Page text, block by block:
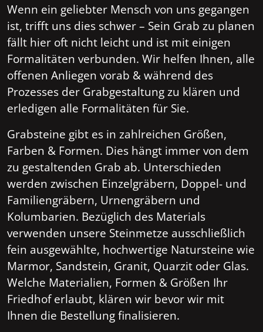
Wenn ein geliebter Mensch von uns gegangen
ist, trifft uns dies schwer – Sein Grab zu planen
fällt hier oft nicht leicht und ist mit einigen
Formalitäten verbunden. Wir helfen Ihnen, alle
offenen Anliegen vorab & während des
Prozesses der Grabgestaltung zu klären und
erledigen alle Formalitäten für Sie.
Grabsteine gibt es in zahlreichen Größen,
Farben & Formen. Dies hängt immer von dem
zu gestaltenden Grab ab. Unterschieden
werden zwischen Einzelgräbern, Doppel- und
Familiengräbern, Urnengräbern und
Kolumbarien. Bezüglich des Materials
verwenden unsere Steinmetze ausschließlich
fein ausgewählte, hochwertige Natursteine wie
Marmor, Sandstein, Granit, Quarzit oder Glas.
Welche Materialien, Formen & Größen Ihr
Friedhof erlaubt, klären wir bevor wir mit
Ihnen die Bestellung finalisieren.